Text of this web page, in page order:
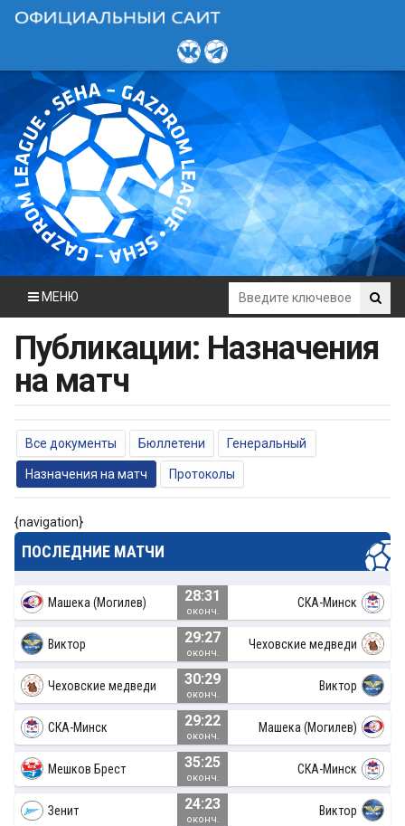
МЕНЮ
Публикации: Назначения
на матч
Все документы Бюллетени Генеральный
Назначения на матч Протоколы
{navigation}
ПОСЛЕДНИЕ МАТЧИ
Машека (Могилев) 28:31
оконч.
СКА-Минск
Виктор 29:27
оконч.
Чеховские медведи
Чеховские медведи 30:29
оконч.
Виктор
СКА-Минск 29:22
оконч.
Машека (Могилев)
Мешков Брест 35:25
оконч.
СКА-Минск
Зенит 24:23
оконч.
Виктор